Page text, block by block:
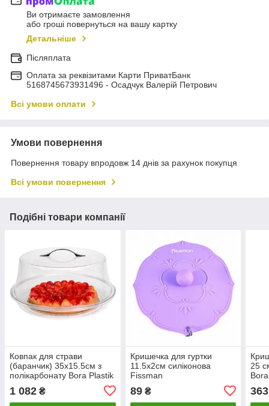
Ви отримаєте замовлення
або гроші повернуться на вашу картку
Детальніше
Післяплата
Оплата за реквізитами Карти ПриватБанк
5168745673931496 - Осадчук Валерій Петрович
Всі умови оплати
Умови повернення
Повернення товару впродовж 14 днів за рахунок покупця
Всі умови повернення
Подібні товари компанії
Ковпак для страви
(баранчик) 35х15.5см з
полікарбонату Bora Plastik
1 082 ₴
Кришечка для гуртки
11.5х2см силіконова
Fissman
89₴
25
363